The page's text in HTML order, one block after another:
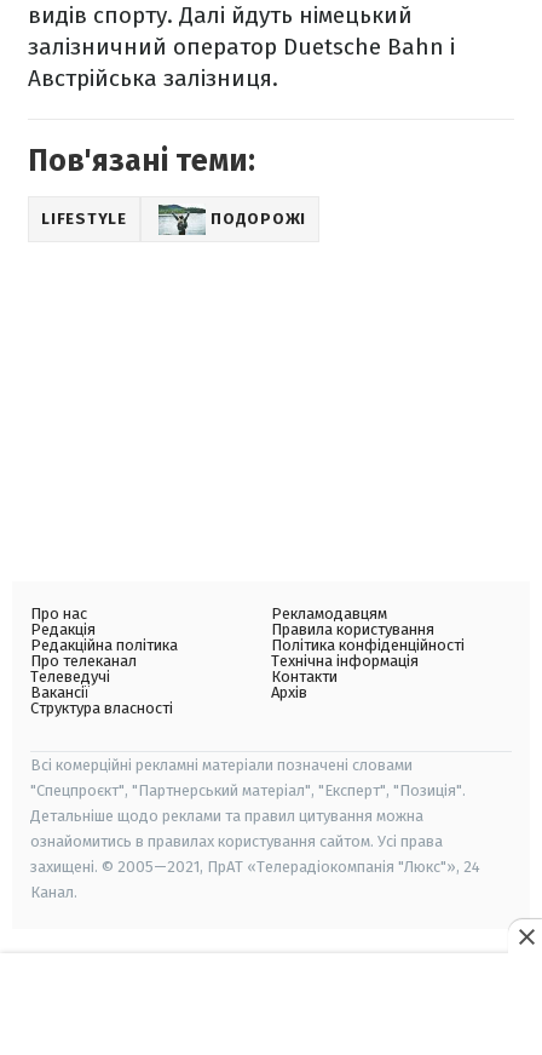
видів спорту. Далі йдуть німецький
залізничний оператор Duetsche Bahn і
Австрійська залізниця.
Пов'язані теми:
LIFESTYLE ПОДОРОЖІ
Про нас
Редакція
Редакційна політика
Про телеканал
Телеведучі
Вакансії
Структура власності
Рекламодавцям
Правила користування
Політика конфіденційності
Технічна інформація
Контакти
Архів
Всі комерційні рекламні матеріали позначені словами
"Спецпроєкт", "Партнерський матеріал", "Експерт", "Позиція".
Детальніше щодо реклами та правил цитування можна
ознайомитись в правилах користування сайтом. Усі права
захищені. © 2005—2021, ПрАТ «Телерадіокомпанія "Люкс"», 24
Канал.